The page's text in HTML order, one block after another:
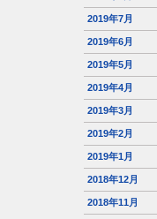
2019年7月
2019年6月
2019年5月
2019年4月
2019年3月
2019年2月
2019年1月
2018年12月
2018年11月